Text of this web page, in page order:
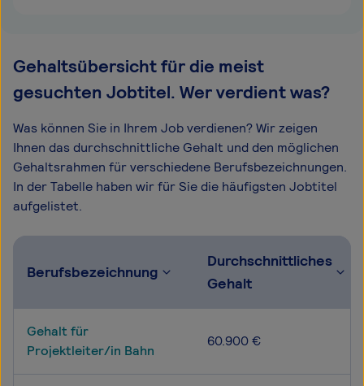
Gehaltsübersicht für die meist
gesuchten Jobtitel. Wer verdient was?
Was können Sie in Ihrem Job verdienen? Wir zeigen
Ihnen das durchschnittliche Gehalt und den möglichen
Gehaltsrahmen für verschiedene Berufsbezeichnungen.
In der Tabelle haben wir für Sie die häufigsten Jobtitel
aufgelistet.
Berufsbezeichnung
Durchschnittliches
Gehalt
Gehalt für
Projektleiter/in Bahn
60.900 €